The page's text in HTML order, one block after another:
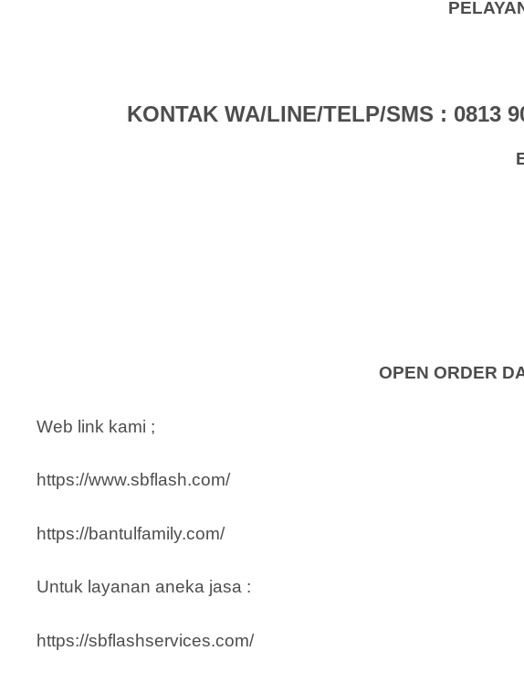
KONTAK WA/LINE/TELP/SMS : 0813
OPEN ORDER
Web link kami ;
https://www.sbflash.com/
https://bantulfamily.com/
Untuk layanan aneka jasa :
https://sbflashservices.com/